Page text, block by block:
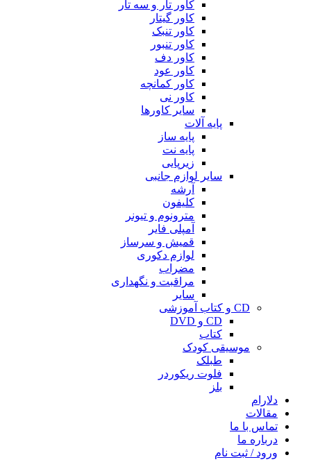
کاور تار و سه تار
کاور گیتار
کاور تنبک
کاور تنبور
کاور دف
کاور عود
کاور کمانچه
کاور نی
سایر کاورها
پایه آلات
پایه ساز
پایه نت
زیرپایی
سایر لوازم جانبی
آرشه
کلیفون
مترونوم و تیونر
آمپلی فایر
قمیش و سرساز
لوازم دکوری
مضراب
مراقبت و نگهداری
سایر
CD و کتاب آموزشی
CD و DVD
کتاب
موسیقی کودک
طبلک
فلوت ریکوردر
بلز
دلارام
مقالات
تماس با ما
درباره ما
ورود / ثبت نام